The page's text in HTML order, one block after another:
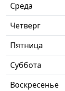
Среда
Четверг
Пятница
Суббота
Воскресенье